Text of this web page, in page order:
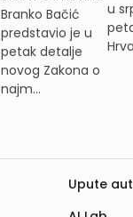
Branko Bačić
predstavio je u
petak detalje
novog Zakona o
najm...
u
Upute